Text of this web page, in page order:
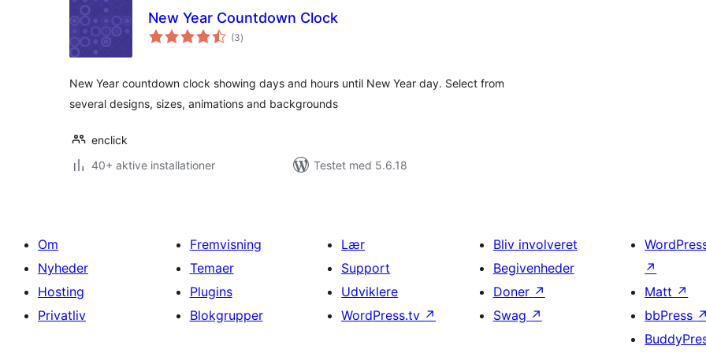
New Year Countdown Clock
(3totale
bedømmelser
)
New Year countdown clock showing days and hours until New Year day. Select from
several designs, sizes, animations and backgrounds
enclick
40+ aktive installationer
Testet med 5.6.18
Om
Nyheder
Hosting
Privatliv
Fremvisning
Temaer
Plugins
Blokgrupper
Lær
Support
Udviklere
WordPress.tv ↗
Bliv involveret
Begivenheder
Doner ↗
Swag ↗
↗
Matt ↗
bbPress ↗